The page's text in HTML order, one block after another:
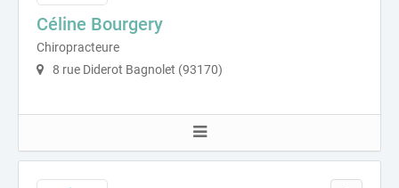
Céline Bourgery
Chiropracteure
8 rue Diderot Bagnolet (93170)